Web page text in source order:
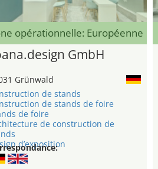
opérationnelle: Européenne
GmbH
Grünwald
de stands
de stands de foire
de foire
de construction de
d’exposition